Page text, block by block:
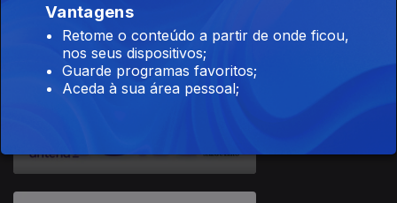
Vantagens
Retome o conteúdo a partir de onde ficou,
nos seus dispositivos;
Guarde programas favoritos;
Aceda à sua área pessoal;